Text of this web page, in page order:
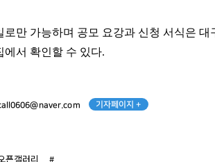
로만 가능하며 공모 요강과 신청 서식은
에서 확인할 수 있다.
기자페이지 +
픈갤러리 #